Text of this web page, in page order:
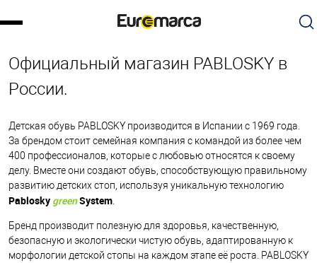
Официальный магазин PABLOSKY в
России.
Детская обувь PABLOSKY производится в Испании с 1969 года.
За брендом стоит семейная компания с командой из более чем
400 профессионалов, которые с любовью относятся к своему
делу. Вместе они создают обувь, способствующую правильному
развитию детских стоп, используя уникальную технологию
Pablosky greenSystem
Бренд производит полезную для здоровья, качественную,
безопасную и экологически чистую обувь, адаптированную к
морфологии детской стопы на каждом этапе её роста. PABLOSKY